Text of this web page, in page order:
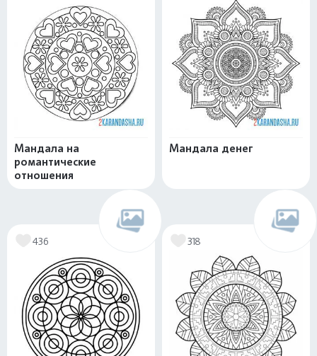
Мандала на
романтические
отношения
Мандала денег
436 318